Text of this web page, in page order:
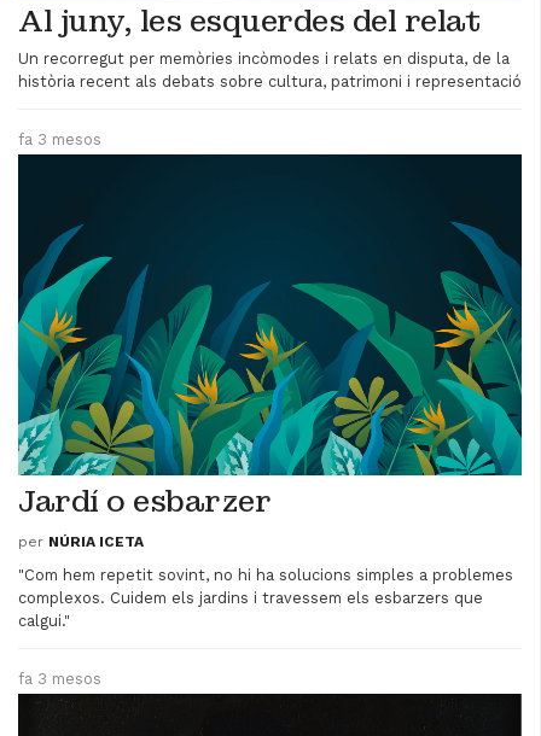
Al juny, les esquerdes del relat
Un recorregut per memòries incòmodes i relats en disputa, de la
història recent als debats sobre cultura, patrimoni i representació
fa 3 mesos
Jardí o esbarzer
per NÚRIA ICETA
"Com hem repetit sovint, no hi ha solucions simples a problemes
complexos. Cuidem els jardins i travessem els esbarzers que
calgui."
fa 3 mesos